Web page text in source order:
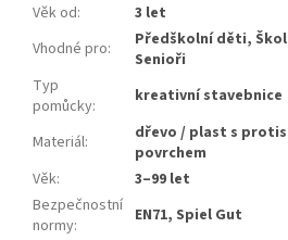
Věk od:
3 let
Vhodné pro:
Předškolní děti,
Senioři
Typ
pomůcky: kreativní stavebnice
Materiál:
dřevo / plast s
povrchem
Věk:
3–99 let
Bezpečnostní
normy: EN71, Spiel Gut